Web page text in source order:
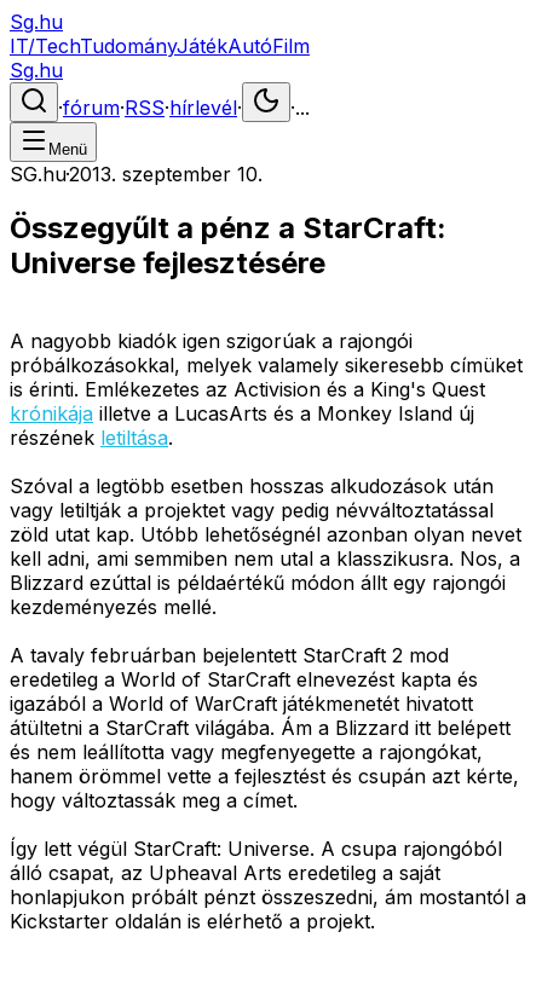
Sg.hu
IT/TechTudományJátékAutóFilm
Sg.hu
·fórum·RSS·hírlevél· ·...
Menü
SG.hu·2013. szeptember 10.
Összegyűlt a pénz a StarCraft:
Universe fejlesztésére
A nagyobb kiadók igen szigorúak a rajongói
próbálkozásokkal, melyek valamely sikeresebb címüket
is érinti. Emlékezetes az Activision és a King's Quest
krónikája illetve a LucasArts és a Monkey Island új
részének letiltása.
Szóval a legtöbb esetben hosszas alkudozások után
vagy letiltják a projektet vagy pedig névváltoztatással
zöld utat kap. Utóbb lehetőségnél azonban olyan nevet
kell adni, ami semmiben nem utal a klasszikusra. Nos, a
Blizzard ezúttal is példaértékű módon állt egy rajongói
kezdeményezés mellé.
A tavaly februárban bejelentett StarCraft 2 mod
eredetileg a World of StarCraft elnevezést kapta és
igazából a World of WarCraft játékmenetét hivatott
átültetni a StarCraft világába. Ám a Blizzard itt belépett
és nem leállította vagy megfenyegette a rajongókat,
hanem örömmel vette a fejlesztést és csupán azt kérte,
hogy változtassák meg a címet.
Így lett végül StarCraft: Universe. A csupa rajongóból
álló csapat, az Upheaval Arts eredetileg a saját
honlapjukon próbált pénzt összeszedni, ám mostantól a
Kickstarter oldalán is elérhető a projekt.